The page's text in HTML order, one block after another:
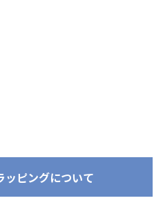
ッピングについて